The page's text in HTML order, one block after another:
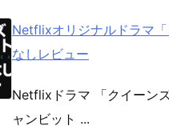
Netflixオリジナルドラマ
なしレビュー
Netflixドラマ 「クイーン
ャンビット ...